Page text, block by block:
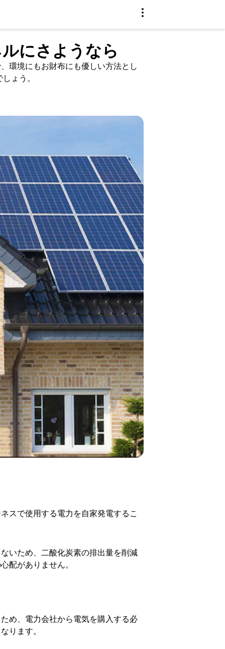
にさようなら
環境にもお財布にも優しい方法とし
ょう。
スで使用する電力を自家発電するこ
いため、二酸化炭素の排出量を削減
配がありません。
め、電力会社から電気を購入する必
ります。